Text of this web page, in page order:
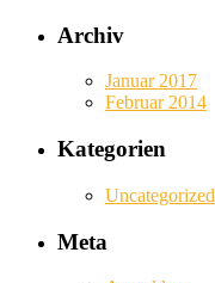
Archiv
Januar 2017
Februar 2014
Kategorien
Uncategorized
Meta